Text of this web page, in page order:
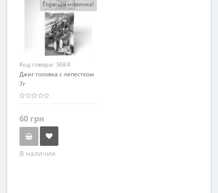
Горячая новинка!
Код товара: 3684
Джиг головка с лепестком
7г
60 грн
В наличии